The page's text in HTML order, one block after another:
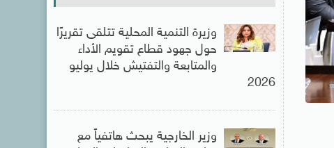
وزيرة التنمية المحلية تتلقى تقريرًا
حول جهود قطاع تقويم الأداء
والمتابعة والتفتيش خلال يوليو
2026
وزير الخارجية يبحث هاتفياً مع